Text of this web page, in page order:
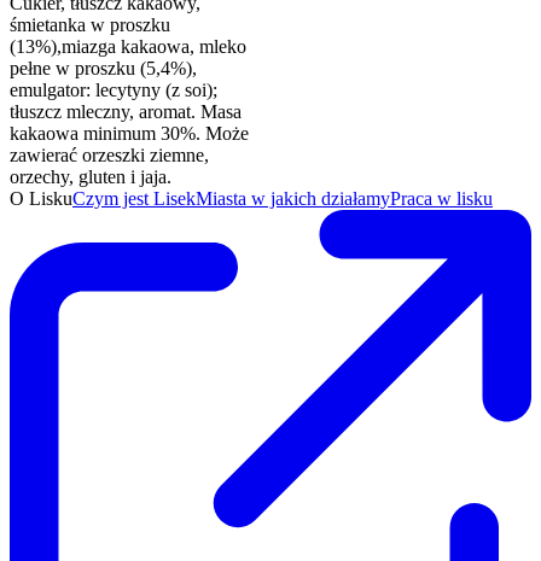
śmietanka w proszku
(13%),miazga kakaowa, mleko
pełne w proszku (5,4%),
emulgator: lecytyny (z soi);
tłuszcz mleczny, aromat. Masa
kakaowa minimum 30%. Może
zawierać orzeszki ziemne,
orzechy, gluten i jaja.
O LiskuCzym jest LisekMiasta w jakich działamyPraca w lisku